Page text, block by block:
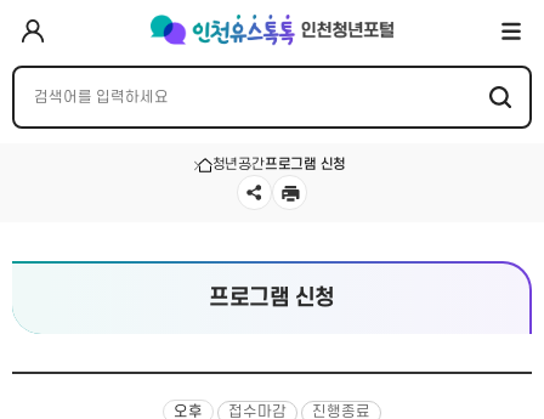
청년공간프로그램 신청
프로그램 신청
오후 접수마감 진행종료